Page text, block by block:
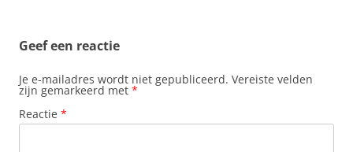
Geef een reactie
Je e-mailadres wordt niet gepubliceerd. Vereiste velden
zijn gemarkeerd met *
Reactie *